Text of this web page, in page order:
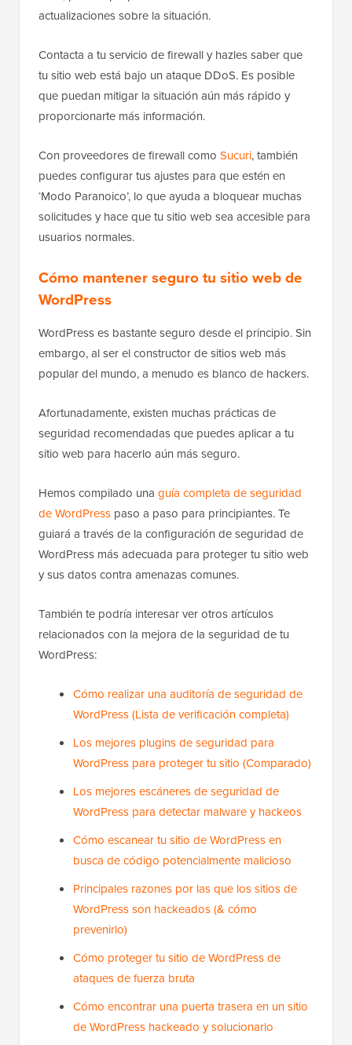
actualizaciones sobre la situación.
Contacta a tu servicio de firewall y hazles saber que
tu sitio web está bajo un ataque DDoS. Es posible
que puedan mitigar la situación aún más rápido y
proporcionarte más información.
Con proveedores de firewall como Sucuri, también
puedes configurar tus ajustes para que estén en
‘Modo Paranoico’, lo que ayuda a bloquear muchas
solicitudes y hace que tu sitio web sea accesible para
usuarios normales.
Cómo mantener seguro tu sitio web de
WordPress
WordPress es bastante seguro desde el principio. Sin
embargo, al ser el constructor de sitios web más
popular del mundo, a menudo es blanco de hackers.
Afortunadamente, existen muchas prácticas de
seguridad recomendadas que puedes aplicar a tu
sitio web para hacerlo aún más seguro.
Hemos compilado una guía completa de seguridad
de WordPress paso a paso para principiantes. Te
guiará a través de la configuración de seguridad de
WordPress más adecuada para proteger tu sitio web
y sus datos contra amenazas comunes.
También te podría interesar ver otros artículos
relacionados con la mejora de la seguridad de tu
WordPress:
Cómo realizar una auditoría de seguridad de
WordPress (Lista de verificación completa)
Los mejores plugins de seguridad para
WordPress para proteger tu sitio (Comparado)
Los mejores escáneres de seguridad de
WordPress para detectar malware y hackeos
Cómo escanear tu sitio de WordPress en
busca de código potencialmente malicioso
Principales razones por las que los sitios de
WordPress son hackeados (& cómo
prevenirlo)
Cómo proteger tu sitio de WordPress de
ataques de fuerza bruta
Cómo encontrar una puerta trasera en un sitio
de WordPress hackeado y solucionarlo